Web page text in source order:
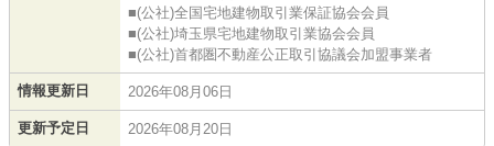
■(公社)全国宅地建物取引業保証協会会員
■(公社)埼玉県宅地建物取引業協会会員
■(公社)首都圏不動産公正取引協議会加盟事業者
情報更新日 2026年08月06日
更新予定日 2026年08月20日